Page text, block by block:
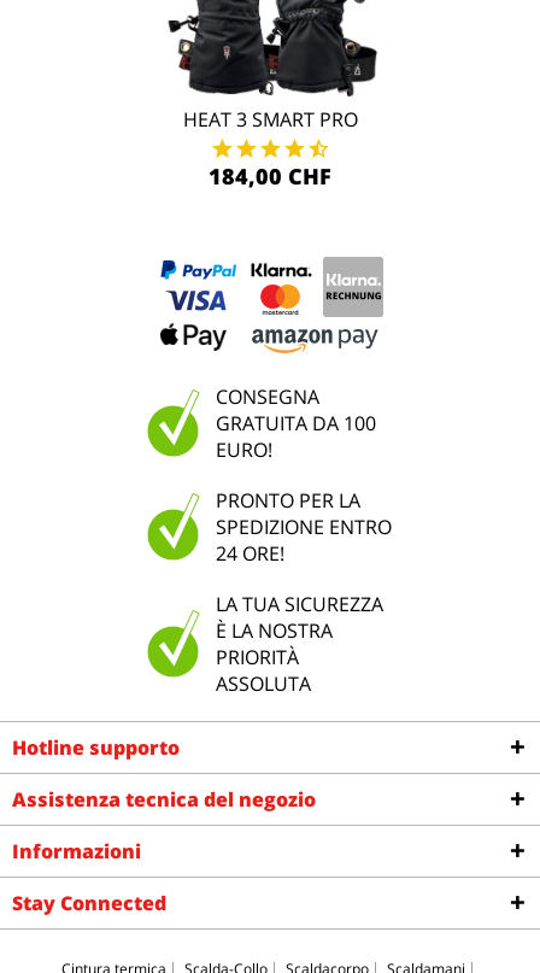
HEAT 3 SMART PRO
184,00 CHF
CONSEGNA
GRATUITA DA 100
EURO!
PRONTO PER LA
SPEDIZIONE ENTRO
24 ORE!
LA TUA SICUREZZA
È LA NOSTRA
PRIORITÀ
ASSOLUTA
Hotline supporto
Assistenza tecnica del negozio
Informazioni
Stay Connected
Cintura termica Scalda-Collo Scaldacorpo Scaldamani